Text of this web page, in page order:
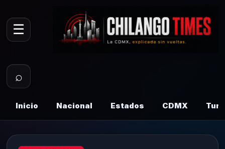
☰
⌕
Inicio Nacional Estados CDMX